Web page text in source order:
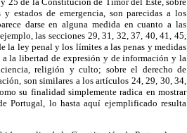
estados de emergencia, son parecidas a los
darse en alguna medida en cuanto a las
las secciones 29, 31, 32, 37, 40, 41, 45,
la ley penal y los límites a las penas y medidas
la libertad de expresión y de información y la
religión y culto; sobre el derecho de
son similares a los artículos 24, 29, 30, 34,
su finalidad simplemente radica en mostrar
Portugal, lo hasta aquí ejemplificado resulta